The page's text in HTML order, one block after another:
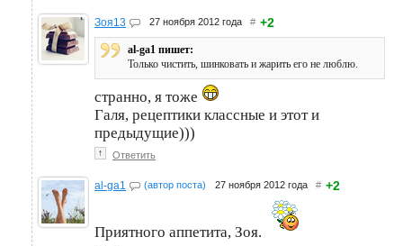
Зоя13 27 ноября 2012 года # +2
al-ga1 пишет:
Только чистить, шинковать и жарить его не люблю.
странно, я тоже
Галя, рецептики классные и этот и
предыдущие)))
↑ Ответить
al-ga1 (автор поста) 27 ноября 2012 года # +2
Приятного аппетита, Зоя.